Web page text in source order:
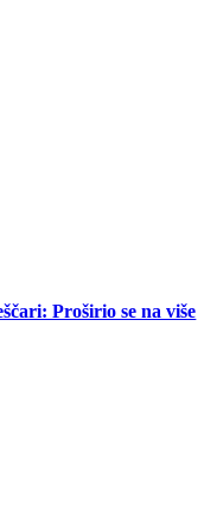
Proširio se na više